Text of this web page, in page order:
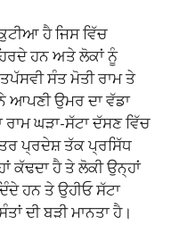
ਹੈ ਜਿਸ ਵਿੱਚ
ਹਨ ਅਤੇ ਲੋਕਾਂ ਨੂੰ
ਸੰਤ ਮੋਤੀ ਰਾਮ ਤੇ
ਆਪਣੀ ਉਮਰ ਦਾ ਵੱਡਾ
ਘੜਾ-ਸੱਟਾ ਦੱਸਣ ਵਿੱਚ
ਪ੍ਰਦੇਸ਼ ਤੱਕ ਪ੍ਰਸਿੱਧ
ਕੱਢਦਾ ਹੈ ਤੇ ਲੋਕੀ ਉਨ੍ਹਾਂ
ਹਨ ਤੇ ਉਹੀਓ ਸੱਟਾ
ਦੀ ਬੜੀ ਮਾਨਤਾ ਹੈ।